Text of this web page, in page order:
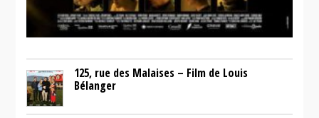
125, rue des Malaises – Film de Louis
Bélanger